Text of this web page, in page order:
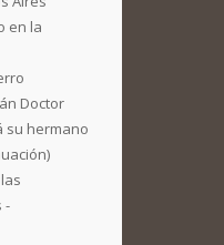
en la
Doctor
su hermano
-